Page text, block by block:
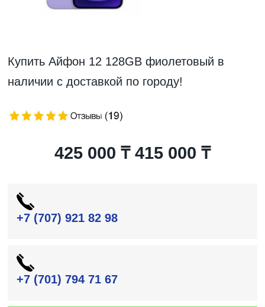
Купить Айфон 12 128GB фиолетовый в
наличии с доставкой по городу!
425 000 ₸ 415 000 ₸
+7 (707) 921 82 98
+7 (701) 794 71 67